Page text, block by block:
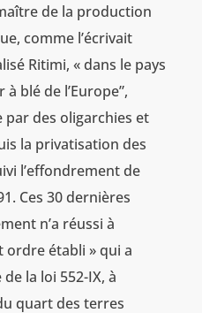
de la production
comme l’écrivait
Ritimi, « dans le pays
blé de l’Europe”,
par des oligarchies et
la privatisation des
l’effondrement de
Ces 30 dernières
n’a réussi à
établi » qui a
la loi 552-IX, à
quart des terres